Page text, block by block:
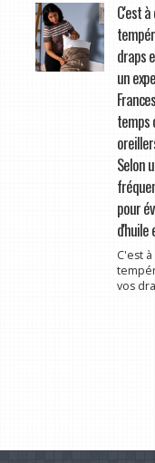
C'est
draps
un
temps
Selon
pour
d'huile
C'est
vos